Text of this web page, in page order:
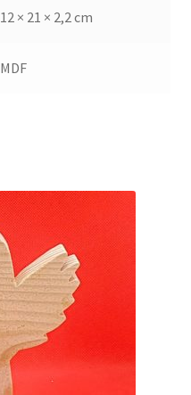
12 × 21 × 2,2 cm
MDF